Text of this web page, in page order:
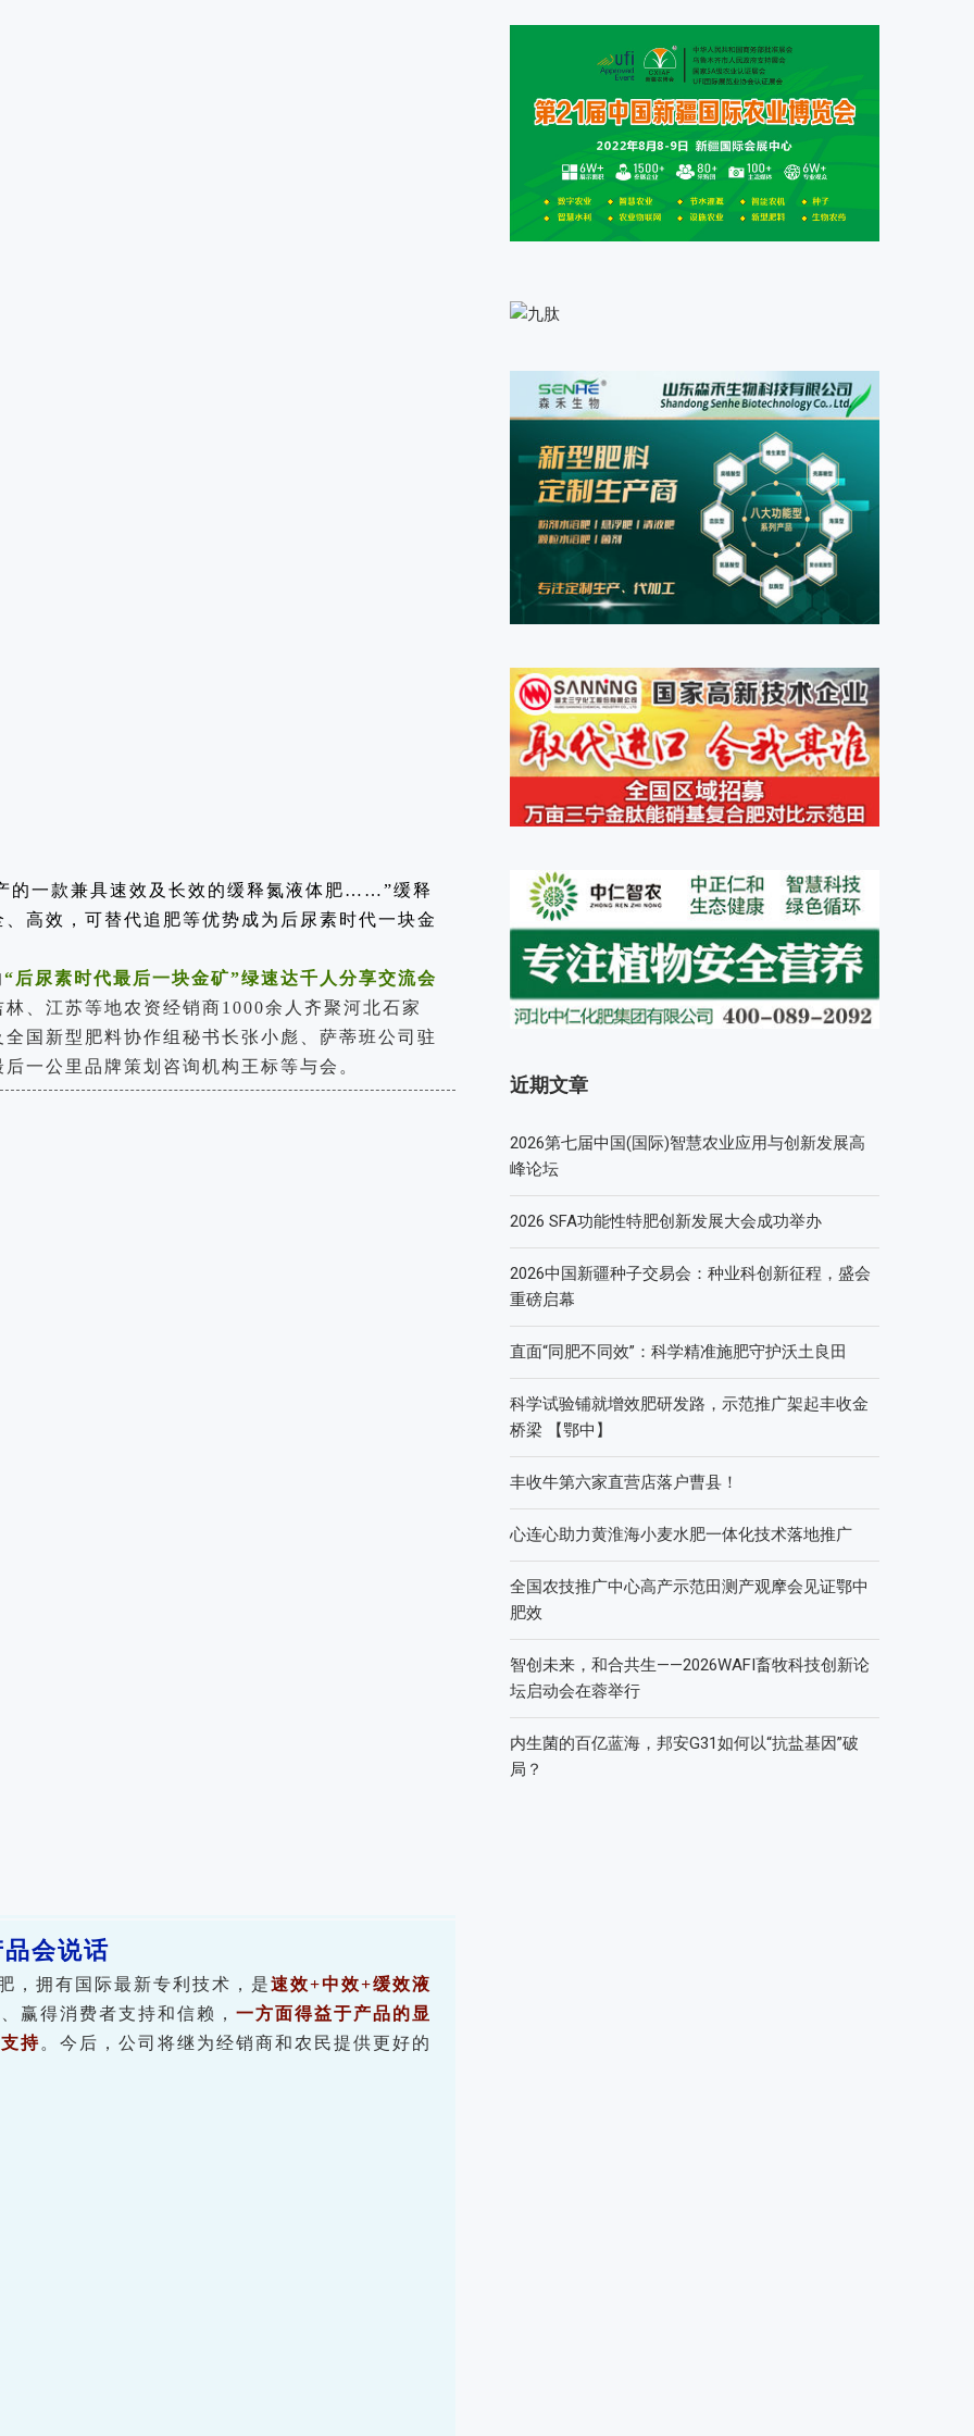
的一款兼具速效及长效的缓释氮液体肥……”缓释
高效，可替代追肥等优势成为后尿素时代一块金
“后尿素时代最后一块金矿”绿速达千人分享交流会
、江苏等地农资经销商1000余人齐聚河北石家
国新型肥料协作组秘书长张小彪、 萨蒂班公司驻
一公里品牌策划咨询机构王标等与会。
会说话
，拥有国际最新专利技术，是速效+中效+缓效液
赢得消费者支持和信赖， 一方面得益于产品的显
持。今后，公司将继为经销商和农民提供更好的
近期文章
2026第七届中国(国际)智慧农业应用与创新发展高
峰论坛
2026 SFA功能性特肥创新发展大会成功举办
2026中国新疆种子交易会：种业科创新征程，盛会
重磅启幕
直面“同肥不同效”：科学精准施肥守护沃土良田
科学试验铺就增效肥研发路，示范推广架起丰收金
桥梁 【鄂中】
丰收牛第六家直营店落户曹县！
心连心助力黄淮海小麦水肥一体化技术落地推广
全国农技推广中心高产示范田测产观摩会见证鄂中
肥效
智创未来，和合共生——2026WAFI畜牧科技创新论
坛启动会在蓉举行
内生菌的百亿蓝海，邦安G31如何以“抗盐基因”破
局？